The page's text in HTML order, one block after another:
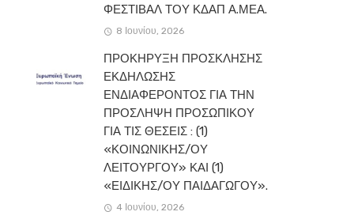
ΦΕΣΤΙΒΑΛ ΤΟΥ ΚΔΑΠ Α.ΜΕΑ.
8 Ιουνίου, 2026
ΠΡΟΚΗΡΥΞΗ ΠΡΟΣΚΛΗΣΗΣ
ΕΚΔΗΛΩΣΗΣ
ΕΝΔΙΑΦΕΡΟΝΤΟΣ ΓΙΑ ΤΗΝ
ΠΡΟΣΛΗΨΗ ΠΡΟΣΩΠΙΚΟΥ
ΓΙΑ ΤΙΣ ΘΕΣΕΙΣ : (1)
«ΚΟΙΝΩΝΙΚΗΣ/ΟΥ
ΛΕΙΤΟΥΡΓΟΥ» ΚΑΙ (1)
«ΕΙΔΙΚΗΣ/ΟΥ ΠΑΙΔΑΓΩΓΟΥ».
4 Ιουνίου, 2026